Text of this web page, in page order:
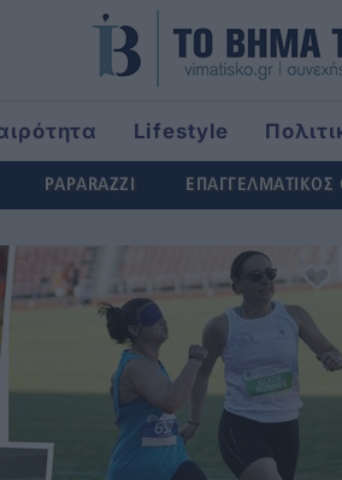
Lifestyle
PAPARAZZI ΕΠΑΓΓΕΛΜΑΤΙΚΟΣ